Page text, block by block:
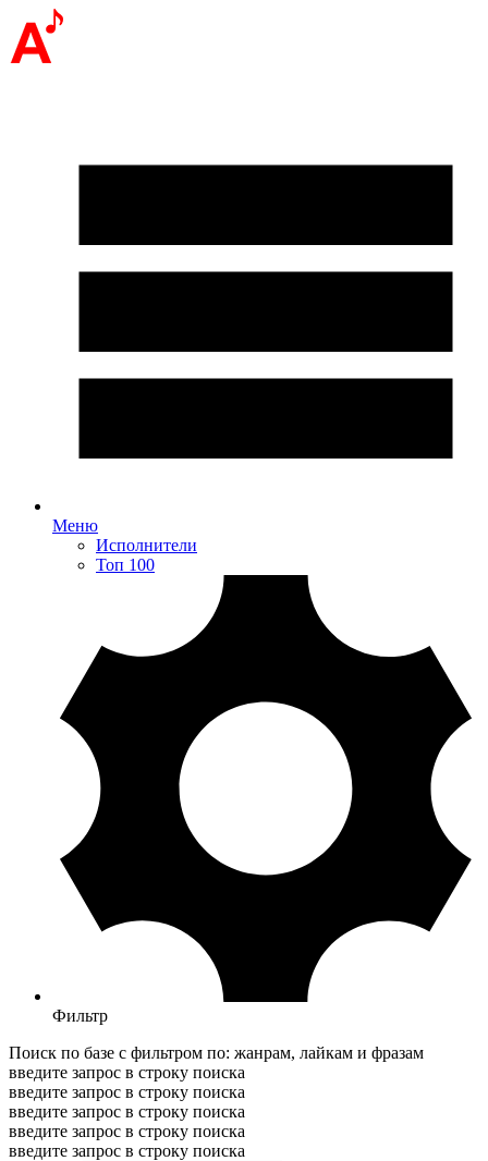
Меню
Исполнители
Топ 100
Фильтр
Поиск по базе с фильтром по: жанрам, лайкам и фразам
введите запрос в строку поиска
введите запрос в строку поиска
введите запрос в строку поиска
введите запрос в строку поиска
введите запрос в строку поиска